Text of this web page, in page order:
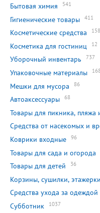
Бытовая химия 541
Гигиенические товары 411
Косметические средства 158
Косметика для гостиниц 12
Уборочный инвентарь 737
Упаковочные материалы 168
Мешки для мусора 86
Автоаксессуары 68
Товары для пикника, пляжа
Средства от насекомых и
Коврики входные 96
Товары для сада и огорода
Товары для детей 36
Корзины, сушилки,
Средства ухода за
Субботник 1037